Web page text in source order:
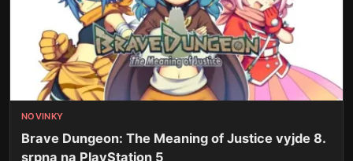
NOVINKY
Brave Dungeon: The Meaning of Justice vyjde 8.
srpna na PlayStation 5